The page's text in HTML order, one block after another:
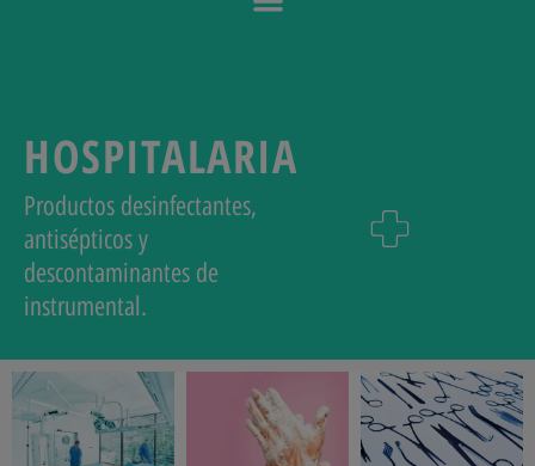
HOSPITALARIA
Productos desinfectantes,
antisépticos y
descontaminantes de
instrumental.